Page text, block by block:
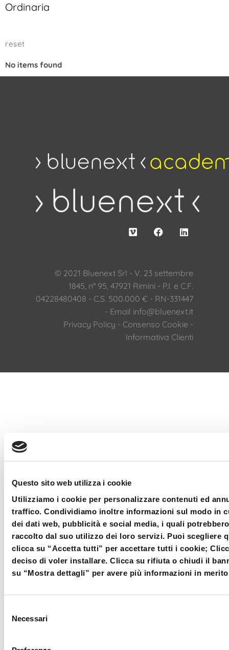
Questo sito web utilizza i cookie
Utilizziamo i cookie per personalizzare contenuti ed
traffico. Condividiamo inoltre informazioni sul modo in
dei dati web, pubblicità e social media, i quali
raccolto dal suo utilizzo dei loro servizi. Puoi scegliere
clicca su “Accetta tutti” per accettare tutti i cookie;
deciso di voler installare. Clicca su rifiuta o chiudi il
su “Mostra dettagli” per avere più informazioni in
delNecessari
Ordinaria
No items found
© 2021 Bluenext Srl - V. 23 settembre
1845, n° 95, 47921 Rimini - P.I. e C.F.
04228480408 - C.S. 500.000 € - RN-331447
- Email info@bluenext.it
Privacy Policy - Consenso Cookie -
Informativa Clienti